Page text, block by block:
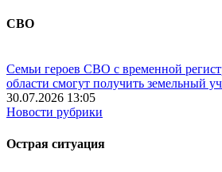
СВО
Семьи героев СВО с временной
области смогут получить земельный
30.07.2026 13:05
Новости рубрики
Острая ситуация